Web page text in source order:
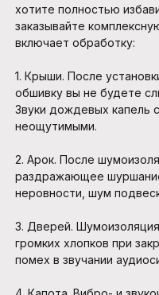
хотите полностью
заказывайте
включает обработку:
1. Крыши. После
обшивку вы не будете
Звуки дождевых капель
неощутимыми.
2. Арок. После
раздражающее
неровности, шум
3. Дверей.
громких хлопков при
помех в звучании